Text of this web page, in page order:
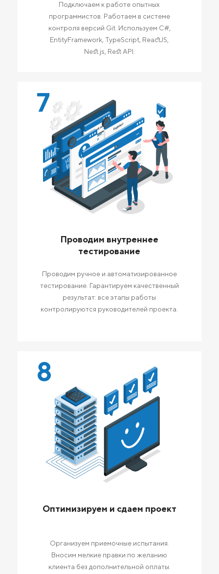
Подключаем к работе опытных
программистов. Работаем в системе
контроля версий Git. Используем C#,
EntityFramework, TypeScript, ReactJS,
Nest.js, Rest API.
7
Проводим внутреннее
тестирование
Проводим ручное и автоматизированное
тестирование. Гарантируем качественный
результат: все этапы работы
контролируются руководителей проекта.
8
Оптимизируем и сдаем проект
Организуем приемочные испытания.
Вносим мелкие правки по желанию
клиента без дополнительной оплаты.